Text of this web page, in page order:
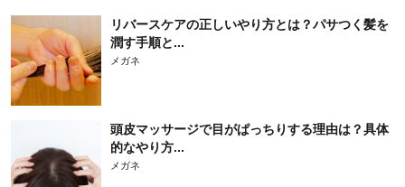
リバースケアの正しいやり方とは？パサつく髪を
潤す手順と...
メガネ
頭皮マッサージで目がぱっちりする理由は？具体
的なやり方...
メガネ